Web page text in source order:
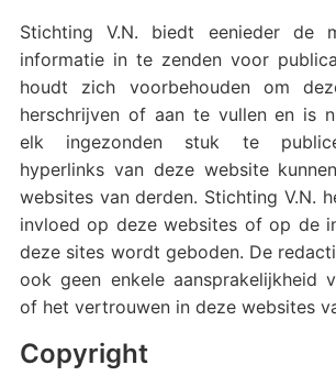
Stichting V.N. biedt eenieder de
informatie in te zenden voor
houdt zich voorbehouden om
herschrijven of aan te vullen en is
elk ingezonden stuk te
hyperlinks van deze website
websites van derden. Stichting V.N.
invloed op deze websites of op de
deze sites wordt geboden. De
ook geen enkele aansprakelijkheid
of het vertrouwen in deze websites
Copyright